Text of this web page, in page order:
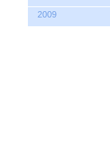
2009